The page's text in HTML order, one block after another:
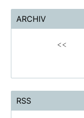
ARCHIV
<<
RSS